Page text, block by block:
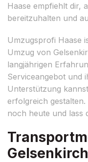
Haase empfiehlt dir,
bereitzuhalten und
Umzugsprofi Haase
Umzug von
langjährigen
Serviceangebot und
Unterstützung
erfolgreich
noch heute und lass